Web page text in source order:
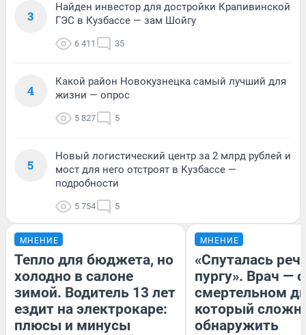
3
Найден инвестор для достройки Крапивинской
ГЭС в Кузбассе — зам Шойгу
6 411 35
4
Какой район Новокузнецка самый лучший для
жизни — опрос
5 827 5
5
Новый логистический центр за 2 млрд рублей и
мост для него отстроят в Кузбассе —
подробности
5 754 5
МНЕНИЕ
Тепло для бюджета, но
холодно в салоне
зимой. Водитель 13 лет
ездит на электрокаре:
плюсы и минусы
МНЕНИЕ
«Спуталась
пургу». Врач — о
смертельном
который
обнаружить